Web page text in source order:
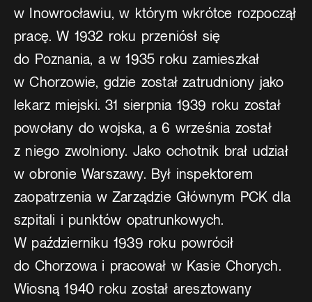
w Inowrocławiu, w którym wkrótce rozpoczął
pracę. W 1932 roku przeniósł się
do Poznania, a w 1935 roku zamieszkał
w Chorzowie, gdzie został zatrudniony jako
lekarz miejski. 31 sierpnia 1939 roku został
powołany do wojska, a 6 września został
z niego zwolniony. Jako ochotnik brał udział
w obronie Warszawy. Był inspektorem
zaopatrzenia w Zarządzie Głównym PCK dla
szpitali i punktów opatrunkowych.
W październiku 1939 roku powrócił
do Chorzowa i pracował w Kasie Chorych.
Wiosną 1940 roku został aresztowany